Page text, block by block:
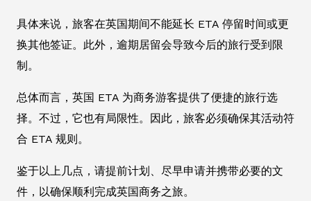
具体来说，旅客在英国期间不能延长 ETA 停留时间或更
换其他签证。此外，逾期居留会导致今后的旅行受到限
制。
总体而言，英国 ETA 为商务游客提供了便捷的旅行选
择。不过，它也有局限性。因此，旅客必须确保其活动符
合 ETA 规则。
鉴于以上几点，请提前计划、尽早申请并携带必要的文
件，以确保顺利完成英国商务之旅。